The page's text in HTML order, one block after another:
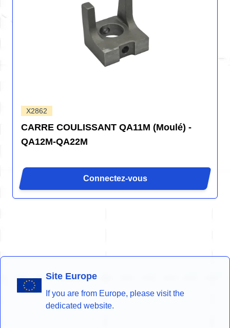
X2862
CARRE COULISSANT QA11M (Moulé) -
QA12M-QA22M
Connectez-vous
Site Europe
If you are from Europe, please visit the
dedicated website.